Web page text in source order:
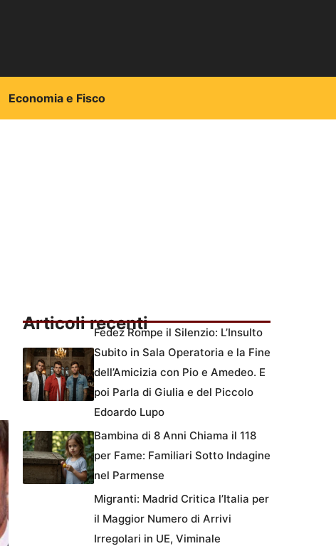
Economia e Fisco
Articoli recentiFedez Rompe il Silenzio: L’Insulto
Subito in Sala Operatoria e la Fine
dell’Amicizia con Pio e Amedeo. E
poi Parla di Giulia e del Piccolo
Edoardo Lupo
Bambina di 8 Anni Chiama il 118
per Fame: Familiari Sotto Indagine
nel Parmense
Migranti: Madrid Critica l’Italia per
il Maggior Numero di Arrivi
Irregolari in UE, Viminale